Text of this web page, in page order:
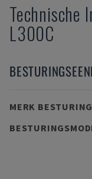
Technische
L300C
MERK BESTURING